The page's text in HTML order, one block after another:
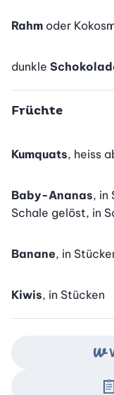
Rahm oder
dunkle
Früchte
Kumquats, heiss
Baby-Ananas, in
Schale gelöst, in
Banane, in
Kiwis, in Stücken